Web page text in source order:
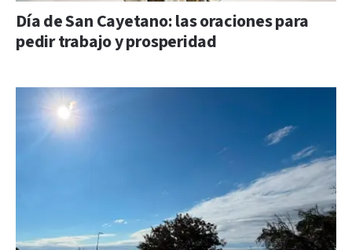
Día de San Cayetano: las oraciones para
pedir trabajo y prosperidad